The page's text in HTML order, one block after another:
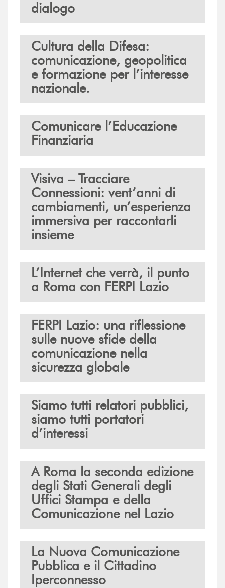
dialogo
Cultura della Difesa:
comunicazione, geopolitica
e formazione per l’interesse
nazionale.
Comunicare l’Educazione
Finanziaria
Visiva – Tracciare
Connessioni: vent’anni di
cambiamenti, un’esperienza
immersiva per raccontarli
insieme
L’Internet che verrà, il punto
a Roma con FERPI Lazio
FERPI Lazio: una riflessione
sulle nuove sfide della
comunicazione nella
sicurezza globale
Siamo tutti relatori pubblici,
siamo tutti portatori
d’interessi
A Roma la seconda edizione
degli Stati Generali degli
Uffici Stampa e della
Comunicazione nel Lazio
La Nuova Comunicazione
Pubblica e il Cittadino
Iperconnesso